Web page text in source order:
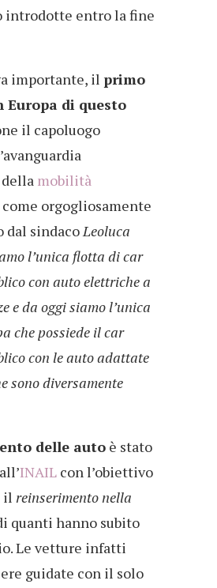
introdotte entro la fine
importante, il primo
Europa di questo
il capoluogo
mobilità
come orgogliosamente
dal sindacoLeoluca
l’unica flotta di car
con auto elettriche a
e da oggi siamo l’unica
che possiede il car
con le auto adattate
sono diversamente
delle auto è stato
INAIL con l’obiettivo
il reinserimento nella
quanti hanno subito
Le vetture infatti
guidate con il solo